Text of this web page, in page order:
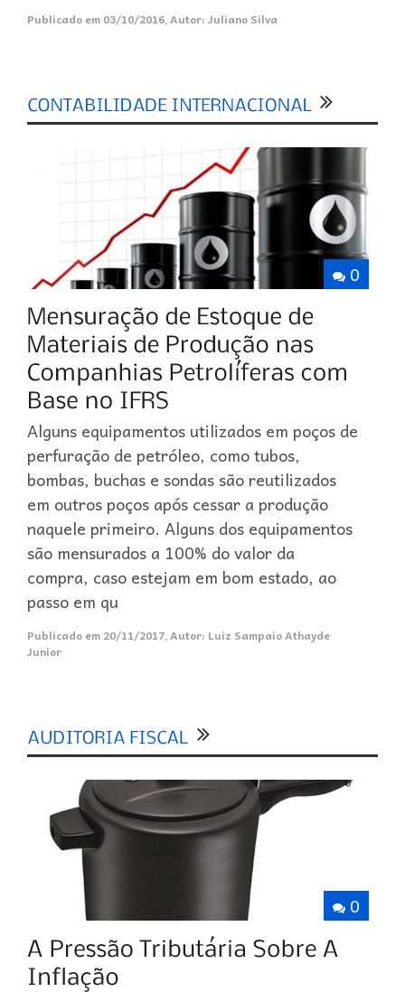
Publicado em 03/10/2016,Autor: Juliano Silva
0
Alguns equipamentos utilizados em poços de
perfuração de petróleo, como tubos,
bombas, buchas e sondas são reutilizados
em outros poços após cessar a produção
naquele primeiro. Alguns dos equipamentos
são mensurados a 100% do valor da
compra, caso estejam em bom estado, ao
passo em qu
Publicado em 20/11/2017,Autor: Luiz Sampaio Athayde
Junior
0